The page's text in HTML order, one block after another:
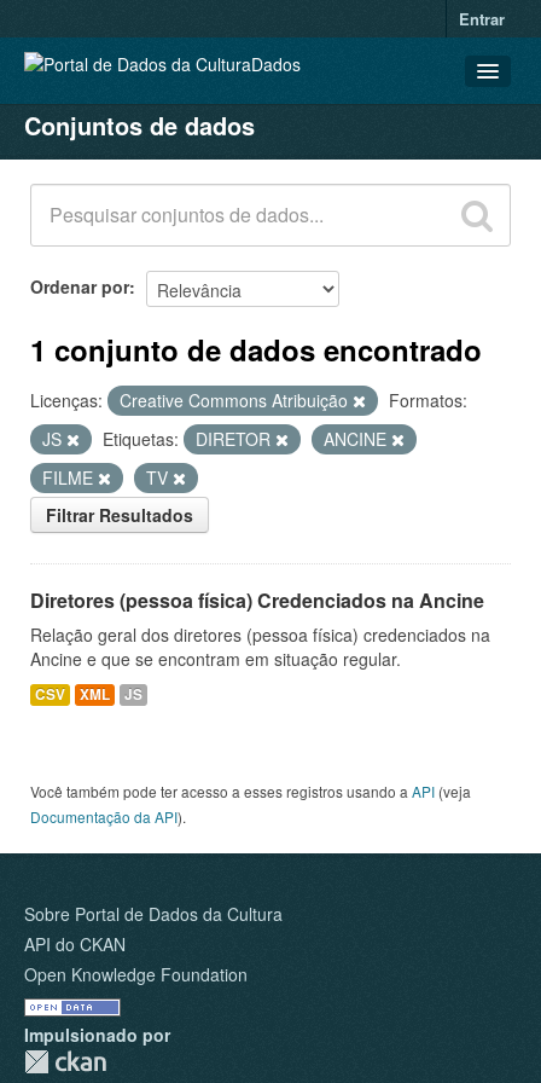
Entrar
CONJUNTOS DE DADOS
ORGANIZAÇÕES
GRUPOS
SOBRE
Conjuntos de dados
Ordenar por
1 conjunto de dados encontrado
Licenças: Creative Commons Atribuição
Formatos:
JS
Etiquetas: DIRETOR
ANCINE
FILME
TV
Filtrar Resultados
Diretores (pessoa física) Credenciados na Ancine
Relação geral dos diretores (pessoa física) credenciados na
Ancine e que se encontram em situação regular.
CSV XML JS
Você também pode ter acesso a esses registros usando a API (veja
Documentação da API).
Sobre Portal de Dados da Cultura
API do CKAN
Open Knowledge Foundation
Impulsionado por